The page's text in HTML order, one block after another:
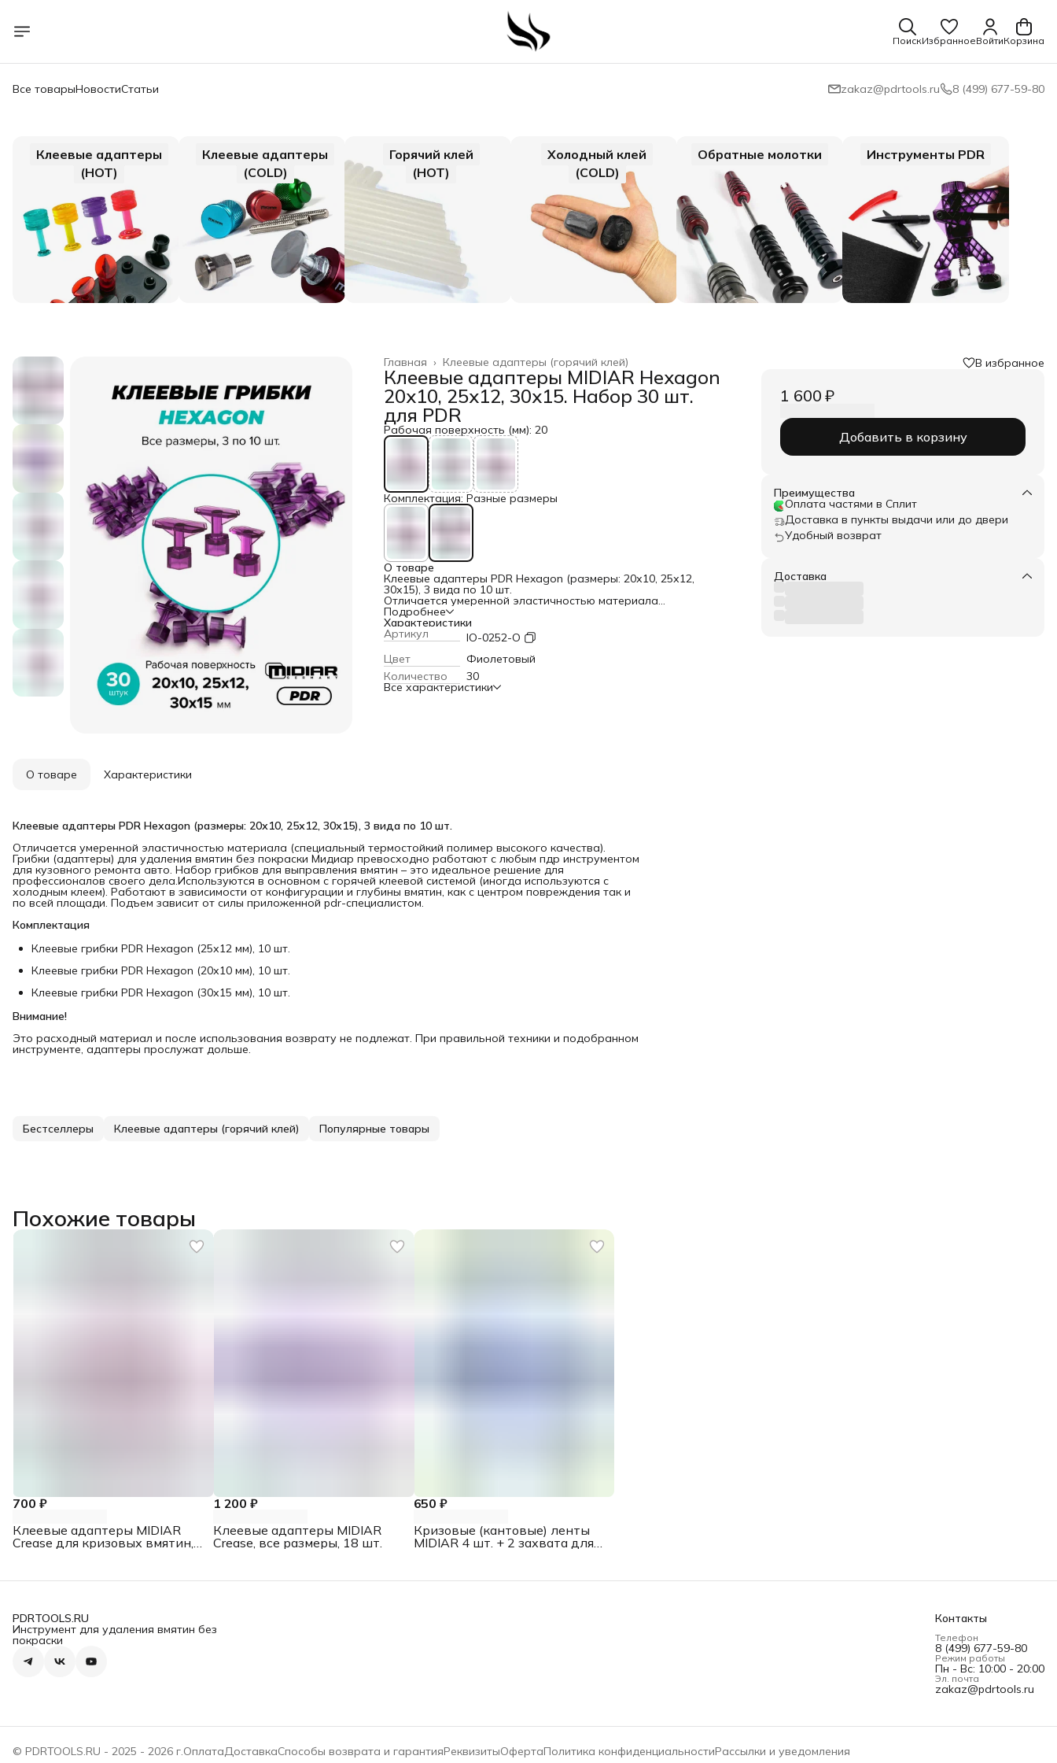
ПоискИзбранноеВойтиКорзина
Все товарыНовостиСтатьи zakaz@pdrtools.ru 8 (499) 677-59-80
Клеевые адаптеры
(HOT)
Клеевые адаптеры
(COLD)
Горячий клей
(HOT)
Холодный клей
(COLD)
Обратные молотки Инструменты PDR
Клеевые адаптеры (горячий клей)
Главная ›
Клеевые адаптеры MIDIAR Hexagon
20х10, 25х12, 30х15. Набор 30 шт.
для PDR
Рабочая поверхность (мм): 20
Комплектация: Разные размеры
О товаре
Клеевые адаптеры PDR Hexagon (размеры: 20х10, 25х12,
30х15), 3 вида по 10 шт.
Отличается умеренной эластичностью материала
(специальный термостойкий полимер высокого качества).
Грибки (адаптеры) для удаления вмятин без покраски Мидиар
превосходно работают с любым пдр инструментом для
кузовного ремонта авто. Набор грибков для выправления
вмятин – это идеальное решение для профессионалов своего
дела.Используются в основном с горячей клеевой системой
(иногда используются с холодным клеем). Работают в
зависимости от конфигурации и глубины вмятин, как с центром
Это расходный материал и после использования возврату не
подлежат. При правильной техники и подобранном
инструменте, адаптеры прослужат дольше.
Подробнее
Характеристики
Артикул
IO-0252-O
Цвет
Фиолетовый
Количество
30
Все характеристики
В избранное
1 600 ₽
Добавить в корзину
Преимущества
Оплата частями в Сплит
Доставка в пункты выдачи или до двери
Удобный возврат
Доставка
О товаре Характеристики
Клеевые адаптеры PDR Hexagon (размеры: 20х10, 25х12, 30х15), 3 вида по 10 шт.
Отличается умеренной эластичностью материала (специальный термостойкий полимер высокого качества).
Грибки (адаптеры) для удаления вмятин без покраски Мидиар превосходно работают с любым пдр инструментом
для кузовного ремонта авто. Набор грибков для выправления вмятин – это идеальное решение для
профессионалов своего дела.Используются в основном с горячей клеевой системой (иногда используются с
холодным клеем). Работают в зависимости от конфигурации и глубины вмятин, как с центром повреждения так и
по всей площади. Подъем зависит от силы приложенной pdr-специалистом.
Комплектация
Клеевые грибки PDR Hexagon (25х12 мм), 10 шт.
Клеевые грибки PDR Hexagon (20х10 мм), 10 шт.
Клеевые грибки PDR Hexagon (30х15 мм), 10 шт.
Внимание!
Это расходный материал и после использования возврату не подлежат. При правильной техники и подобранном
инструменте, адаптеры прослужат дольше.
Бестселлеры Клеевые адаптеры (горячий клей) Популярные товары
Похожие товары
700 ₽
Клеевые адаптеры MIDIAR
Crease для кризовых вмятин,
1 200 ₽
Клеевые адаптеры MIDIAR
Crease, все размеры, 18 шт.
650 ₽
Кризовые (кантовые) ленты
MIDIAR 4 шт. + 2 захвата для
PDRTOOLS.RU
Инструмент для удаления вмятин без
покраски
Контакты
Телефон
8 (499) 677-59-80
Режим работы
Пн - Вс: 10:00 - 20:00
Эл. почта
zakaz@pdrtools.ru
© PDRTOOLS.RU - 2025 - 2026 г.ОплатаДоставкаСпособы возврата и гарантияРеквизитыОфертаПолитика конфиденциальностиРассылки и уведомления